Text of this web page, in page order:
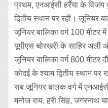
प्रथम, एनआईसी हर्रैया के विजय
द्वितीय स्थान पर रहीं।
जूनियर बालिका वर्ग 100 मीटर
यूपीएस चोरखरी के साहिर अली
जूनियर बालिका वर्ग 800 मीटर
कोदई के श्याम द्वितीय स्थान पर
सब जूनियर बालक वर्ग में
मनोज राय, हरी सिंह, जगरनाथ